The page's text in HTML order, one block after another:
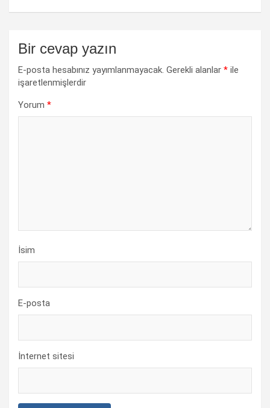
Bir cevap yazın
E-posta hesabınız yayımlanmayacak. Gerekli alanlar * ile
işaretlenmişlerdir
Yorum *
İsim
E-posta
İnternet sitesi